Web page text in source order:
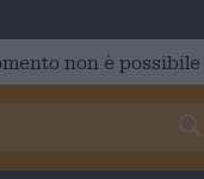
non è possibile